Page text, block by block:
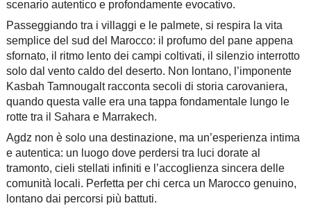
scenario autentico e profondamente evocativo.
Passeggiando tra i villaggi e le palmete, si respira la vita
semplice del sud del Marocco: il profumo del pane appena
sfornato, il ritmo lento dei campi coltivati, il silenzio interrotto
solo dal vento caldo del deserto. Non lontano, l’imponente
Kasbah Tamnougalt racconta secoli di storia carovaniera,
quando questa valle era una tappa fondamentale lungo le
rotte tra il Sahara e Marrakech.
Agdz non è solo una destinazione, ma un’esperienza intima
e autentica: un luogo dove perdersi tra luci dorate al
tramonto, cieli stellati infiniti e l’accoglienza sincera delle
comunità locali. Perfetta per chi cerca un Marocco genuino,
lontano dai percorsi più battuti.